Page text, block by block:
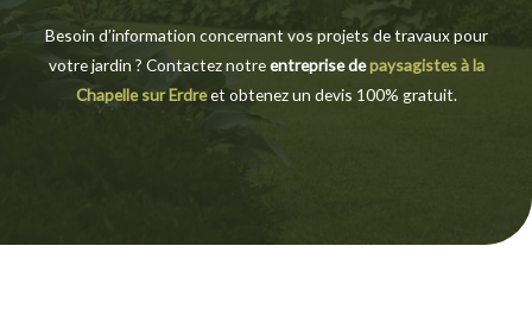
Besoin d’information concernant vos projets de travaux pour
votre jardin ? Contactez notreentreprise depaysagistes à la
Chapelle sur Erdreet obtenez un devis 100% gratuit.